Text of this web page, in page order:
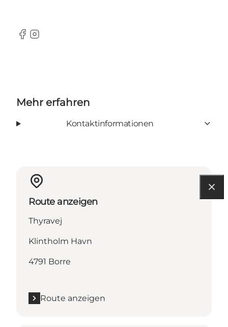
Facebook
Instagram
Mehr erfahren
Kontaktinformationen
Route anzeigen
Thyravej
Klintholm Havn
4791 Borre
Route anzeigen